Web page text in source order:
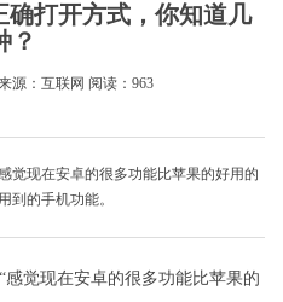
确打开方式，你知道几
？
源：互联网 阅读：963
觉现在安卓的很多功能比苹果的好用的
到的手机功能。
觉现在安卓的很多功能比苹果的